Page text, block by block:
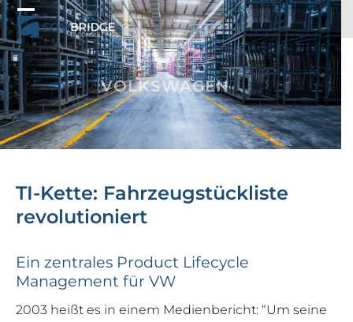
Skip
to
contentOpen
mobile
menu
Close
mobile
menu
VOLKSWAGEN
TI-Kette: Fahrzeugstückliste
revolutioniert
Ein zentrales Product Lifecycle
Management für VW
2003 heißt es in einem Medienbericht: “Um seine